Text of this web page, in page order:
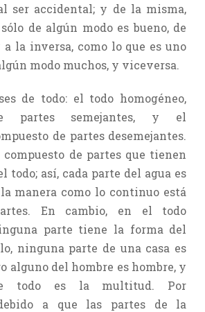
ser accidental; y de la misma,
de algún modo es bueno, de
a la inversa, como lo que es uno
modo muchos, y viceversa.
de todo: el todo homogéneo,
partes semejantes, y el
de partes desemejantes.
de partes que tienen
todo; así, cada parte del agua es
manera como lo continuo está
En cambio, en el todo
parte tiene la forma del
ninguna parte de una casa es
alguno del hombre es hombre, y
todo es la multitud. Por
a que las partes de la